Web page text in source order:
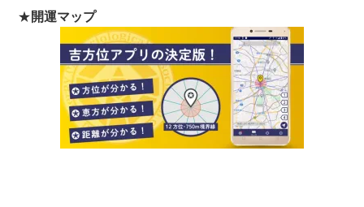
★開運マップ